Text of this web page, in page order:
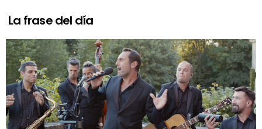
La frase del día